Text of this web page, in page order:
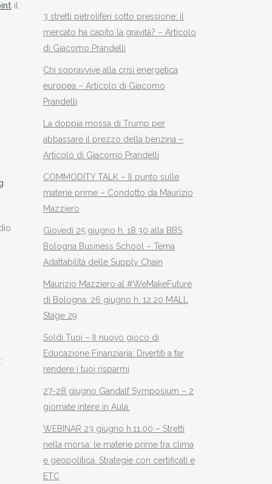
il
3 stretti petroliferi sotto pressione: il
mercato ha capito la gravità? – Articolo
di Giacomo Prandelli
Chi sopravvive alla crisi energetica
europea – Articolo di Giacomo
Prandelli
La doppia mossa di Trump per
abbassare il prezzo della benzina –
Articolo di Giacomo Prandelli
COMMODITY TALK – Il punto sulle
materie prime – Condotto da Maurizio
Mazziero
Giovedì 25 giugno h. 18.30 alla BBS
Bologna Business School – Tema
Adattabilità delle Supply Chain
Maurizio Mazziero al #WeMakeFuture
di Bologna: 26 giugno h. 12.20 MALL
Stage 29
Soldi Tuoi – Il nuovo gioco di
Educazione Finanziaria: Divertiti a far
rendere i tuoi risparmi
27-28 giugno Gandalf Symposium – 2
giornate intere in Aula.
WEBINAR 23 giugno h.11.00 – Stretti
nella morsa: le materie prime tra clima
e geopolitica. Strategie con certificati e
ETC